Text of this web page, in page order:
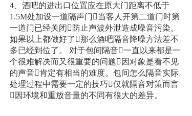
4、酒吧的进出口位置应在原大门距离不低于
1.5M处加设一道隔声门当客人开第二道门时第
一道门已经关闭防止声波外泄造成噪音污染。
如果以上都做好了那么酒吧隔音降噪方法差不
多已经到位了。 对于包间隔音一直以来都是一
个很难解决而又很重要的问题因对象是看不见
的声音肯定有相当的难度。包间怎么隔音实际
处理过程中需要一定的技巧仅就隔音对策而言
因环境和重放音量的不同有很大的差异。